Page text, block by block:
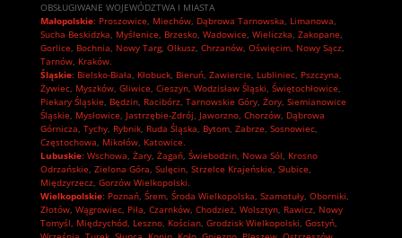
OBSŁUGIWANE WOJEWÓDZTWA I MIASTA
Małopolskie: Proszowice, Miechów, Dąbrowa Tarnowska, Limanowa,
Sucha Beskidzka, Myślenice, Brzesko, Wadowice, Wieliczka, Zakopane,
Gorlice, Bochnia, Nowy Targ, Olkusz, Chrzanów, Oświęcim, Nowy Sącz,
Tarnów, Kraków.
Śląskie: Bielsko-Biała, Kłobuck, Bieruń, Zawiercie, Lubliniec, Pszczyna,
Żywiec, Myszków, Gliwice, Cieszyn, Wodzisław Śląski, Świętochłowice,
Piekary Śląskie, Będzin, Racibórz, Tarnowskie Góry, Żory, Siemianowice
Śląskie, Mysłowice, Jastrzębie-Zdrój, Jaworzno, Chorzów, Dąbrowa
Górnicza, Tychy, Rybnik, Ruda Śląska, Bytom, Zabrze, Sosnowiec,
Częstochowa, Mikołów, Katowice.
Lubuskie: Wschowa, Żary, Żagań, Świebodzin, Nowa Sól, Krosno
Odrzańskie, Zielona Góra, Sulęcin, Strzelce Krajeńskie, Słubice,
Międzyrzecz, Gorzów Wielkopolski.
Wielkopolskie: Poznań, Śrem, Środa Wielkopolska, Szamotuły, Oborniki,
Złotów, Wągrowiec, Piła, Czarnków, Chodzież, Wolsztyn, Rawicz, Nowy
Tomyśl, Międzychód, Leszno, Kościan, Grodzisk Wielkopolski, Gostyń,